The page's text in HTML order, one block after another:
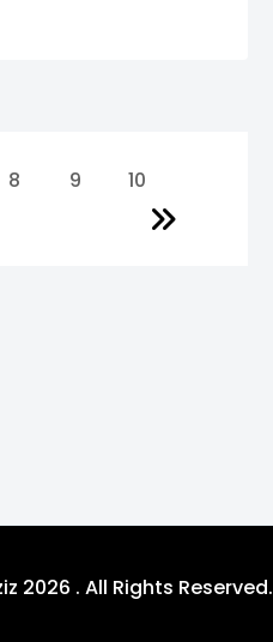
8 9 10
2026 . All Rights Reserved.